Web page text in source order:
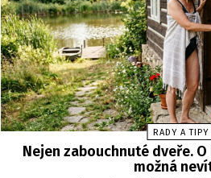
RADY A TIPY
Nejen zabouchnuté dveře.
možná